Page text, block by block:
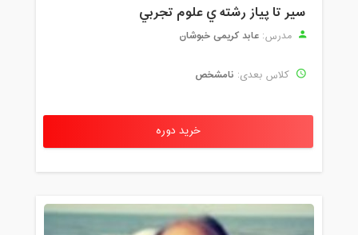
سير تا پياز رشته ي علوم تجربي
مدرس: عابد کریمی خبوشان
کلاس بعدی: نامشخص
خرید دوره